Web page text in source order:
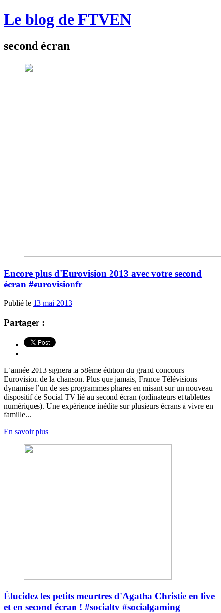
Le blog de FTVEN
second écran
Encore plus d'Eurovision 2013 avec votre second
écran #eurovisionfr
Publié le 13 mai 2013
Partager :
L’année 2013 signera la 58ème édition du grand concours
Eurovision de la chanson. Plus que jamais, France Télévisions
dynamise l’un de ses programmes phares en misant sur un nouveau
dispositif de Social TV lié au second écran (ordinateurs et tablettes
numériques). Une expérience inédite sur plusieurs écrans à vivre en
famille...
En savoir plus
Élucidez les petits meurtres d'Agatha Christie en live
et en second écran ! #socialtv #socialgaming